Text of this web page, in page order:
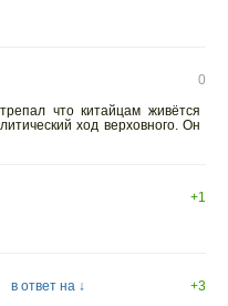
0
что китайцам живётся
ход верховного. Он
+1
в ответ на ↓
+3